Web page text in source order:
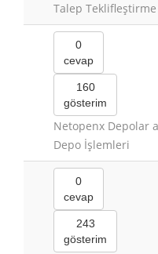
Talep Teklifleştirme
0
cevap
160
gösterim
Netopenx Depolar
Depo İşlemleri
0
cevap
243
gösterim